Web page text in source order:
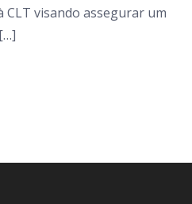
visando assegurar um